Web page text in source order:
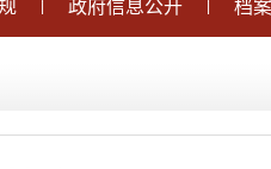
政府信息公开 档